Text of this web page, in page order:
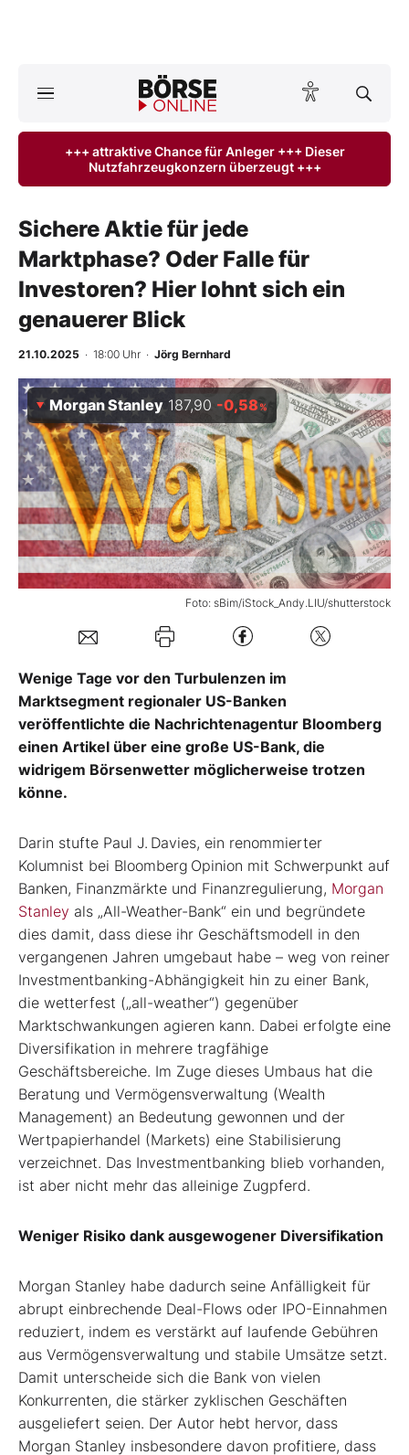
ktuelle Ausgabe BÖRSE ONLINE lesen
Anlageprodukte
Finanz-Check
BO-Musterdepots
Experten
Mein B:O
Mein Konto
Folgen Sie uns
Kontakt
+++ attraktive Chance für Anleger +++ Dieser
Nutzfahrzeugkonzern überzeugt +++
Sichere Aktie für jede
Marktphase? Oder Falle für
Investoren? Hier lohnt sich ein
genauerer Blick
21.10.2025 · 18:00 Uhr · Jörg Bernhard
Foto: sBim/iStock_Andy.LIU/shutterstock
Morgan Stanley 187,90 -0,58%
Wenige Tage vor den Turbulenzen im
Marktsegment regionaler US-Banken
veröffentlichte die Nachrichtenagentur Bloomberg
einen Artikel über eine große US-Bank, die
widrigem Börsenwetter möglicherweise trotzen
könne.
Darin stufte Paul J. Davies, ein renommierter
Kolumnist bei Bloomberg Opinion mit Schwerpunkt auf
Banken, Finanzmärkte und Finanzregulierung, Morgan
Stanley als „All-Weather-Bank“ ein und begründete
dies damit, dass diese ihr Geschäftsmodell in den
vergangenen Jahren umgebaut habe – weg von reiner
Investmentbanking-Abhängigkeit hin zu einer Bank,
die wetterfest („all-weather“) gegenüber
Marktschwankungen agieren kann. Dabei erfolgte eine
Diversifikation in mehrere tragfähige
Geschäftsbereiche. Im Zuge dieses Umbaus hat die
Beratung und Vermögensverwaltung (Wealth
Management) an Bedeutung gewonnen und der
Wertpapierhandel (Markets) eine Stabilisierung
verzeichnet. Das Investmentbanking blieb vorhanden,
ist aber nicht mehr das alleinige Zugpferd.
Weniger Risiko dank ausgewogener Diversifikation
Morgan Stanley habe dadurch seine Anfälligkeit für
abrupt einbrechende Deal-Flows oder IPO-Einnahmen
reduziert, indem es verstärkt auf laufende Gebühren
aus Vermögensverwaltung und stabile Umsätze setzt.
Damit unterscheide sich die Bank von vielen
Konkurrenten, die stärker zyklischen Geschäften
ausgeliefert seien. Der Autor hebt hervor, dass
Morgan Stanley insbesondere davon profitiere, dass